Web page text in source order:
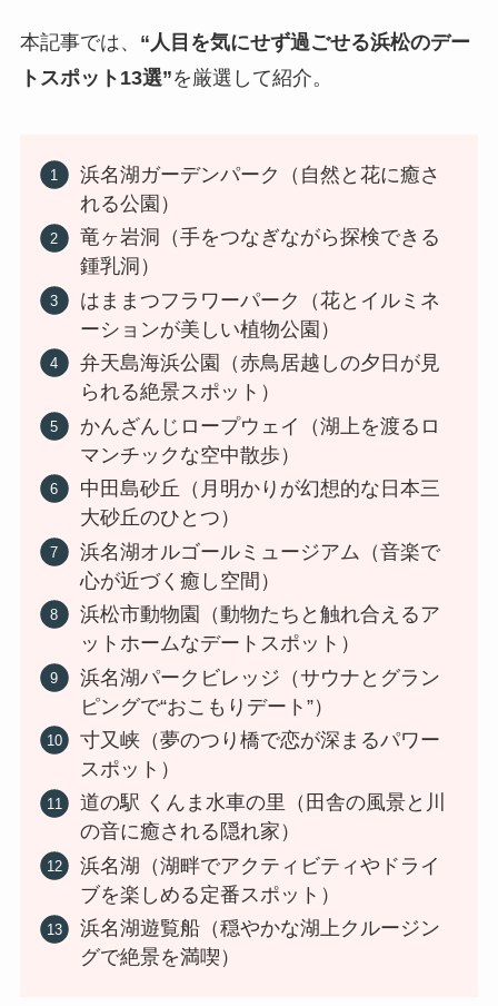
本記事では、 “人目を気にせず過ごせる浜松のデー
トスポット13選”を厳選して紹介。
浜名湖ガーデンパーク（自然と花に癒さ
れる公園）
竜ヶ岩洞（手をつなぎながら探検できる
鍾乳洞）
はままつフラワーパーク（花とイルミネ
ーションが美しい植物公園）
弁天島海浜公園（赤鳥居越しの夕日が見
られる絶景スポット）
かんざんじロープウェイ（湖上を渡るロ
マンチックな空中散歩）
中田島砂丘（月明かりが幻想的な日本三
大砂丘のひとつ）
浜名湖オルゴールミュージアム（音楽で
心が近づく癒し空間）
浜松市動物園（動物たちと触れ合えるア
ットホームなデートスポット）
浜名湖パークビレッジ（サウナとグラン
ピングで“おこもりデート”）
寸又峡（夢のつり橋で恋が深まるパワー
スポット）
道の駅 くんま水車の里（田舎の風景と川
の音に癒される隠れ家）
浜名湖（湖畔でアクティビティやドライ
ブを楽しめる定番スポット）
浜名湖遊覧船（穏やかな湖上クルージン
グで絶景を満喫）